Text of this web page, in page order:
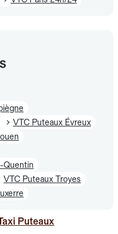
VTC Puteaux Évreux
Quentin
VTC Puteaux Troyes
Puteaux